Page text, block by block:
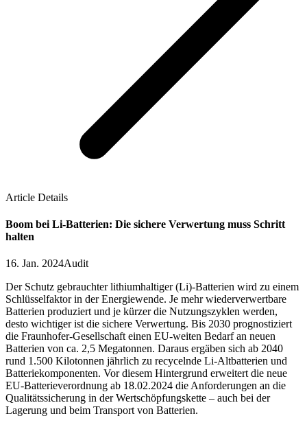
Article Details
Boom bei Li-Batterien: Die sichere Verwertung muss Schritt
halten
16. Jan. 2024Audit
Der Schutz gebrauchter lithiumhaltiger (Li)-Batterien wird zu einem
Schlüsselfaktor in der Energiewende. Je mehr wiederverwertbare
Batterien produziert und je kürzer die Nutzungszyklen werden,
desto wichtiger ist die sichere Verwertung. Bis 2030 prognostiziert
die Fraunhofer-Gesellschaft einen EU-weiten Bedarf an neuen
Batterien von ca. 2,5 Megatonnen. Daraus ergäben sich ab 2040
rund 1.500 Kilotonnen jährlich zu recycelnde Li-Altbatterien und
Batteriekomponenten. Vor diesem Hintergrund erweitert die neue
EU-Batterieverordnung ab 18.02.2024 die Anforderungen an die
Qualitätssicherung in der Wertschöpfungskette – auch bei der
Lagerung und beim Transport von Batterien.